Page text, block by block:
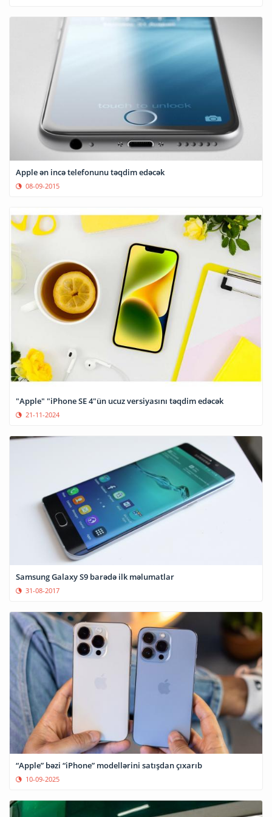
Apple ən incə telefonunu təqdim edəcək
08-09-2015
"Apple" "iPhone SE 4"ün ucuz versiyasını təqdim edəcək
21-11-2024
Samsung Galaxy S9 barədə ilk məlumatlar
31-08-2017
“Apple” bəzi “iPhone” modellərini satışdan çıxarıb
10-09-2025